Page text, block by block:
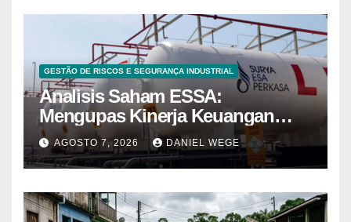
GESTÃO DE RISCOS E SEGURANÇA INDUSTRIAL
Analisis Saham ESSA:
Mengupas Kinerja Keuangan
ESSA Semester I 2026
AGOSTO 7, 2026 DANIEL WEGE